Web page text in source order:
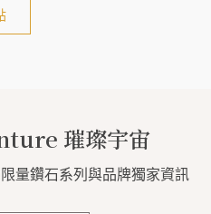
璀璨宇宙
量鑽石系列與品牌獨家資訊